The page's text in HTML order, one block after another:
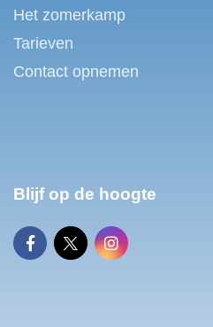
Het zomerkamp
Tarieven
Contact opnemen
Blijf op de hoogte